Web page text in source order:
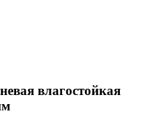
влагостойкая